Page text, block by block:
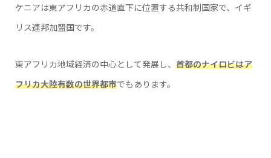
ケニアは東アフリカの赤道直下に位置する共和制国家で、イギ
リス連邦加盟国です。
東アフリカ地域経済の中心として発展し、 首都のナイロビはア
フリカ大陸有数の世界都市でもあります。